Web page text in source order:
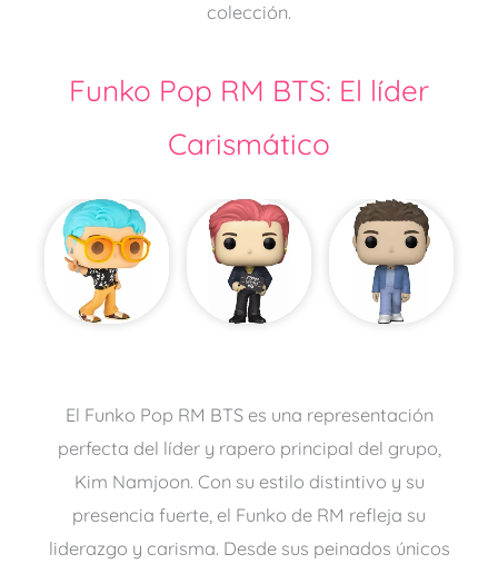
colección.
Funko Pop RM BTS: El líder
Carismático
El Funko Pop RM BTS es una representación
perfecta del líder y rapero principal del grupo,
Kim Namjoon. Con su estilo distintivo y su
presencia fuerte, el Funko de RM refleja su
liderazgo y carisma. Desde sus peinados únicos